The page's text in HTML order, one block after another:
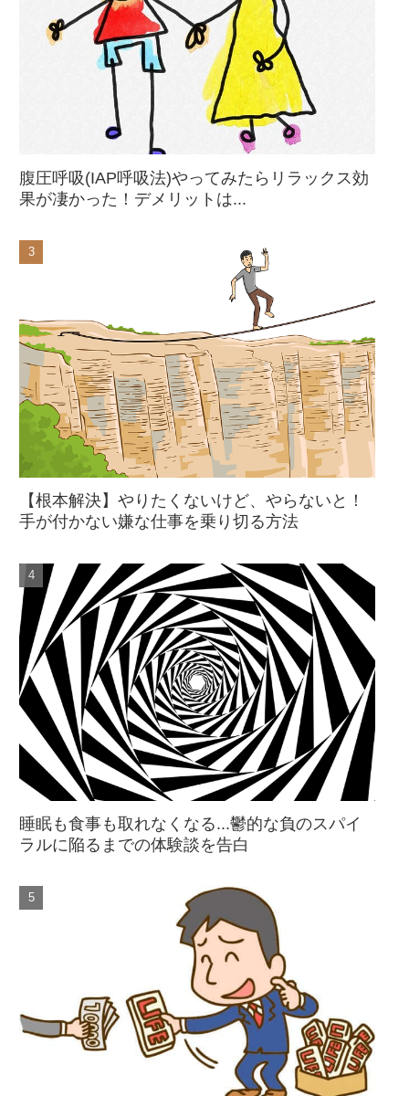
腹圧呼吸(IAP呼吸法)やってみたらリラックス効
果が凄かった！デメリットは...
【根本解決】やりたくないけど、やらないと！
手が付かない嫌な仕事を乗り切る方法
睡眠も食事も取れなくなる...鬱的な負のスパイ
ラルに陥るまでの体験談を告白